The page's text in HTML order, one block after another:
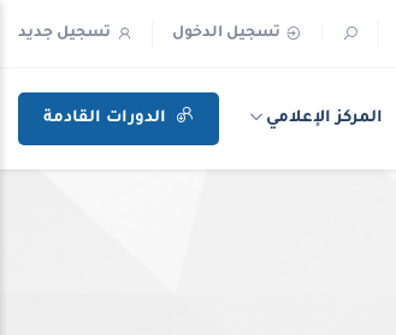
تسجيل الدخول تسجيل جديد
المركز الإعلامي الدورات القادمة